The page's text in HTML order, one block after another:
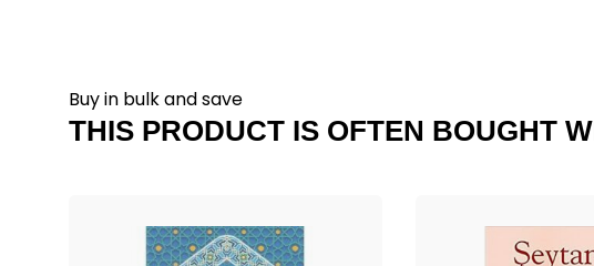
Buy in bulk and save
THIS PRODUCT IS OFTEN BOUGHT